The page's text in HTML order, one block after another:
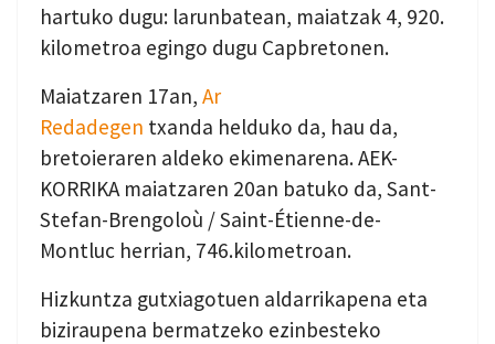
hartuko dugu: larunbatean, maiatzak 4, 920.
kilometroa egingo dugu Capbretonen.
Maiatzaren 17an, Ar
Redadegen txanda helduko da, hau da,
bretoieraren aldeko ekimenarena. AEK-
KORRIKA maiatzaren 20an batuko da, Sant-
Stefan-Brengoloù / Saint-Étienne-de-
Montluc herrian, 746.kilometroan.
Hizkuntza gutxiagotuen aldarrikapena eta
biziraupena bermatzeko ezinbesteko